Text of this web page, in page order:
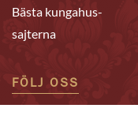
Bästa kungahus-
sajterna
FÖLJ OSS